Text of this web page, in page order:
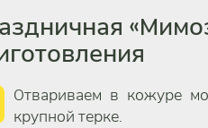
Отвариваем в кожуре
крупной терке.